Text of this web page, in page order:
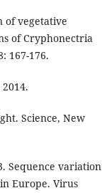
of vegetative
of Cryphonectria
167-176.
2014.
Science, New
Sequence variation
Europe. Virus